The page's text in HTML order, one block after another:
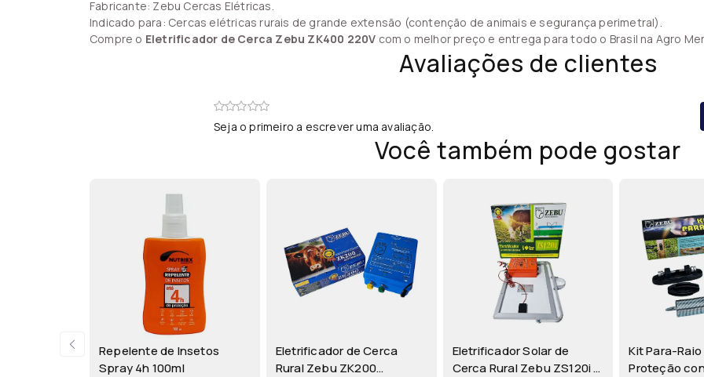
Fabricante: Zebu Cercas Elétricas.
Indicado para: Cercas elétricas rurais de grande extensão (contenção de animais e segurança perimetral).
Compre o Eletrificador de Cerca Zebu ZK400 220V com o melhor preço e entrega para todo o Brasil na Agro
Avaliações de clientes
Seja o primeiro a escrever uma avaliação.
Você também pode gostar
Repelente de Insetos
Spray 4h 100ml
Eletrificador de Cerca
Rural Zebu ZK200
Eletrificador Solar de
Cerca Rural Zebu ZS120i -
Kit Para-
Proteção